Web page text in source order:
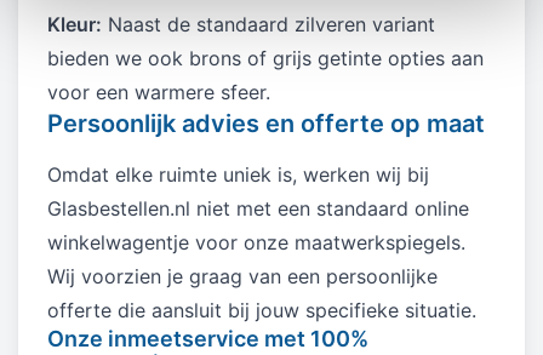
Kleur: Naast de standaard zilveren variant
bieden we ook brons of grijs getinte opties aan
voor een warmere sfeer.
Persoonlijk advies en offerte op maat
Omdat elke ruimte uniek is, werken wij bij
Glasbestellen.nl niet met een standaard online
winkelwagentje voor onze maatwerkspiegels.
Wij voorzien je graag van een persoonlijke
offerte die aansluit bij jouw specifieke situatie.
Onze inmeetservice met 100%